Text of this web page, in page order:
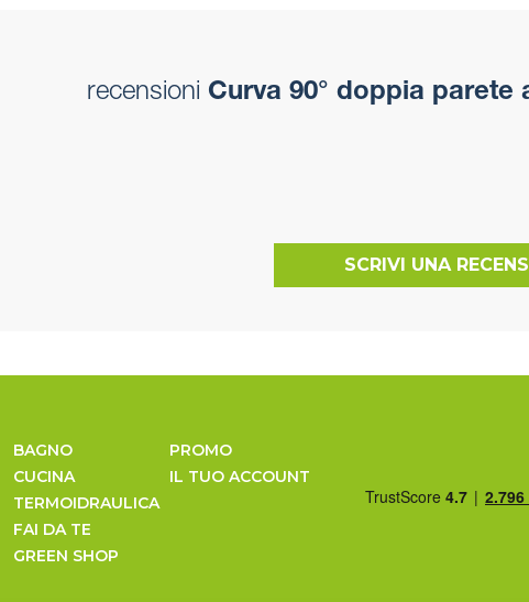
recensioni Curva 90° doppia
SCRIVI UNA
BAGNO
CUCINA
TERMOIDRAULICA
FAI DA TE
GREEN SHOP
PROMO
IL TUO ACCOUNT